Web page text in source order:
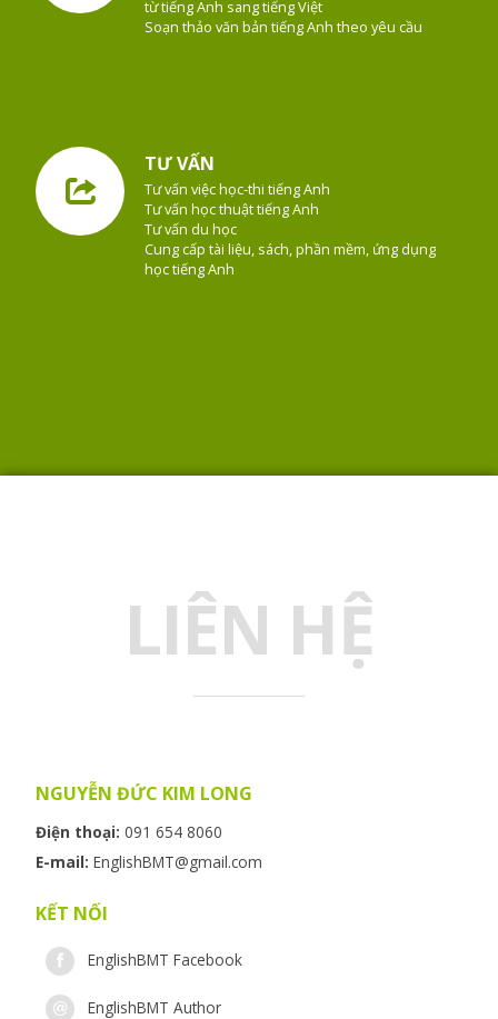
từ tiếng Anh sang tiếng Việt
Soạn thảo văn bản tiếng Anh theo yêu cầu
TƯ VẤN
Tư vấn việc học-thi tiếng Anh
Tư vấn học thuật tiếng Anh
Tư vấn du học
Cung cấp tài liệu, sách, phần mềm, ứng dụng
học tiếng Anh
LIÊN HỆ
NGUYỄN ĐỨC KIM LONG
Điện thoại: 091 654 8060
E-mail: EnglishBMT@gmail.com
KẾT NỐI
EnglishBMT Facebook
EnglishBMT Author